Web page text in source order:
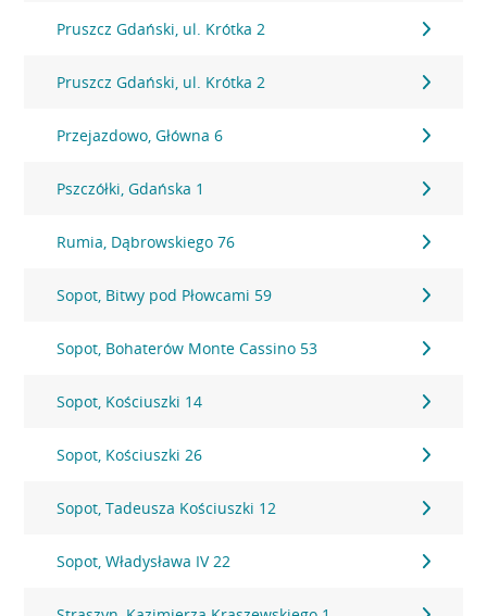
Pruszcz Gdański, ul. Krótka 2
Pruszcz Gdański, ul. Krótka 2
Przejazdowo, Główna 6
Pszczółki, Gdańska 1
Rumia, Dąbrowskiego 76
Sopot, Bitwy pod Płowcami 59
Sopot, Bohaterów Monte Cassino 53
Sopot, Kościuszki 14
Sopot, Kościuszki 26
Sopot, Tadeusza Kościuszki 12
Sopot, Władysława IV 22